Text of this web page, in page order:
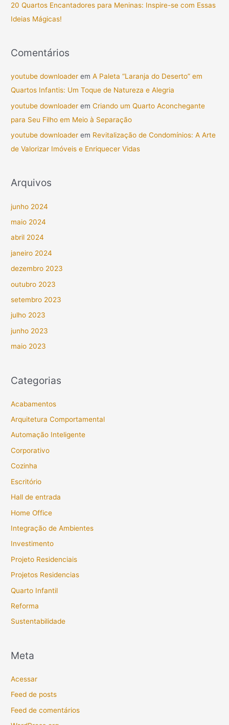
:20 Quartos Encantadores para Meninas: Inspire-se com Essas
Ideias Mágicas!
Comentários
youtube downloader emA Paleta “Laranja do Deserto” em
Quartos Infantis: Um Toque de Natureza e Alegria
youtube downloader emCriando um Quarto Aconchegante
para Seu Filho em Meio à Separação
youtube downloader em Revitalização de Condomínios: A Arte
de Valorizar Imóveis e Enriquecer Vidas
Arquivos
junho 2024
maio 2024
abril 2024
janeiro 2024
dezembro 2023
outubro 2023
setembro 2023
julho 2023
junho 2023
maio 2023
Categorias
Acabamentos
Arquitetura Comportamental
Automação Inteligente
Corporativo
Cozinha
Escritório
Hall de entrada
Home Office
Integração de Ambientes
Investimento
Projeto Residenciais
Projetos Residencias
Quarto Infantil
Reforma
Sustentabilidade
Meta
Acessar
Feed de posts
Feed de comentários